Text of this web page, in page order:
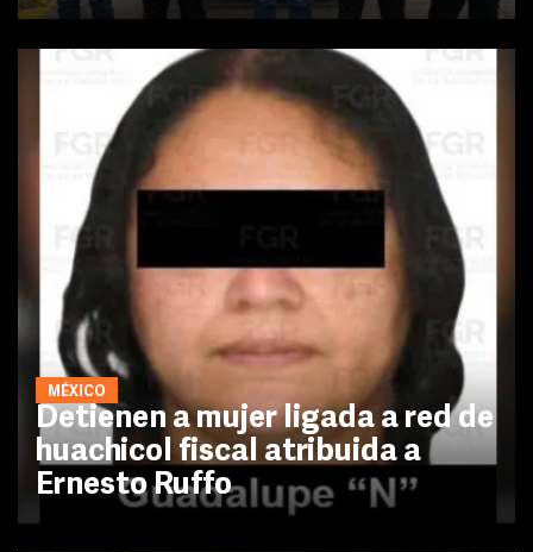
MÉXICO
Detienen a mujer ligada a red de
huachicol fiscal atribuida a
Ernesto Ruffo